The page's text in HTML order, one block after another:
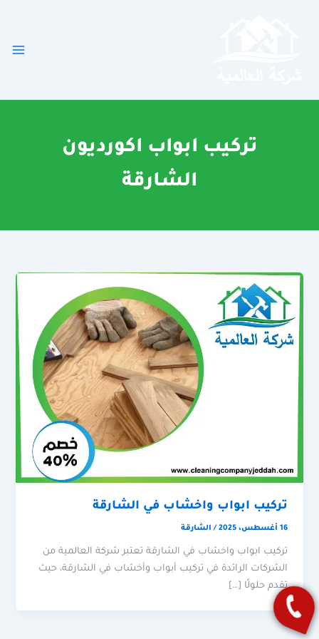
تركيب ابواب اكورديون
الشارقة
تركيب ابواب واخشاب في الشارقة
16 أغسطس، 2025 / الشارقة
تركيب ابواب واخشاب في الشارقة تعتبر شركة العالمية من
الشركات الرائدة في تركيب أبواب وأخشاب في الشارقة، حيث
تقدم حلولًا […]